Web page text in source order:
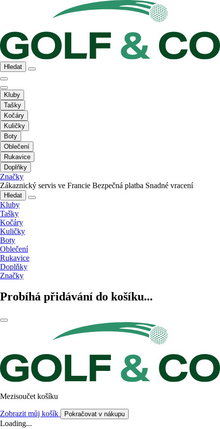
Hledat
Kluby
Tašky
Kočáry
Kuličky
Boty
Oblečení
Rukavice
Doplňky
Značky
Zákaznický servis ve Francie Bezpečná platba Snadné vracení
Hledat
Kluby
Tašky
Kočáry
Kuličky
Boty
Oblečení
Rukavice
Doplňky
Značky
Probíhá přidávání do košíku...
Mezisoučet košíku
Zobrazit můj košík Pokračovat v nákupu
Loading...